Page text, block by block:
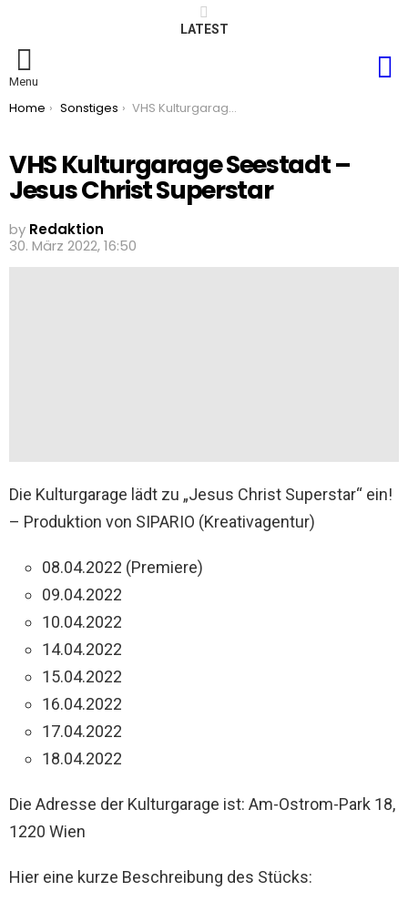
LATEST
Menu
You are here:
Home Sonstiges VHS Kulturgarage Seestadt – Jesus Christ Superstar
VHS Kulturgarage Seestadt –
Jesus Christ Superstar
by Redaktion
30. März 2022, 16:50
Die Kulturgarage lädt zu „Jesus Christ Superstar“ ein!
– Produktion von SIPARIO (Kreativagentur)
08.04.2022 (Premiere)
09.04.2022
10.04.2022
14.04.2022
15.04.2022
16.04.2022
17.04.2022
18.04.2022
Die Adresse der Kulturgarage ist: Am-Ostrom-Park 18,
1220 Wien
Hier eine kurze Beschreibung des Stücks: